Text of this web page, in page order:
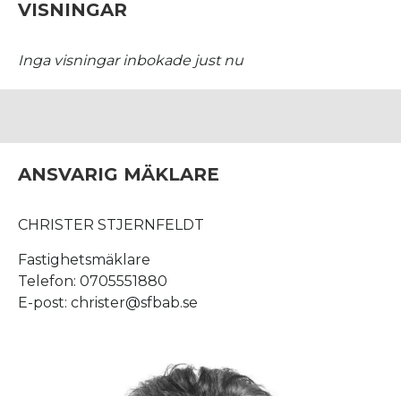
VISNINGAR
Inga visningar inbokade just nu
ANSVARIG MÄKLARE
CHRISTER STJERNFELDT
Fastighetsmäklare
Telefon: 0705551880
E-post: christer@sfbab.se